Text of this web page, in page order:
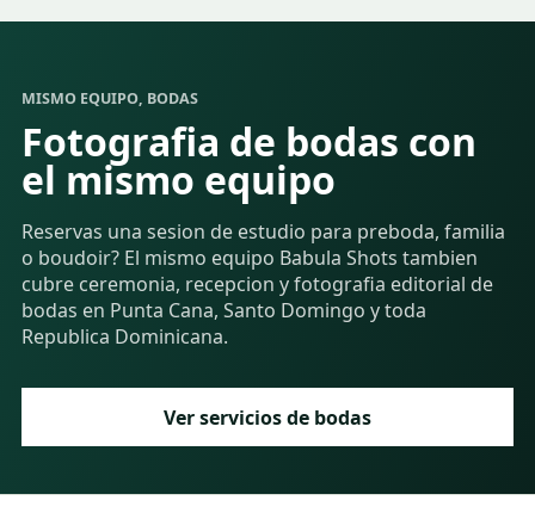
MISMO EQUIPO, BODAS
Fotografia de bodas con
el mismo equipo
Reservas una sesion de estudio para preboda, familia
o boudoir? El mismo equipo Babula Shots tambien
cubre ceremonia, recepcion y fotografia editorial de
bodas en Punta Cana, Santo Domingo y toda
Republica Dominicana.
Ver servicios de bodas